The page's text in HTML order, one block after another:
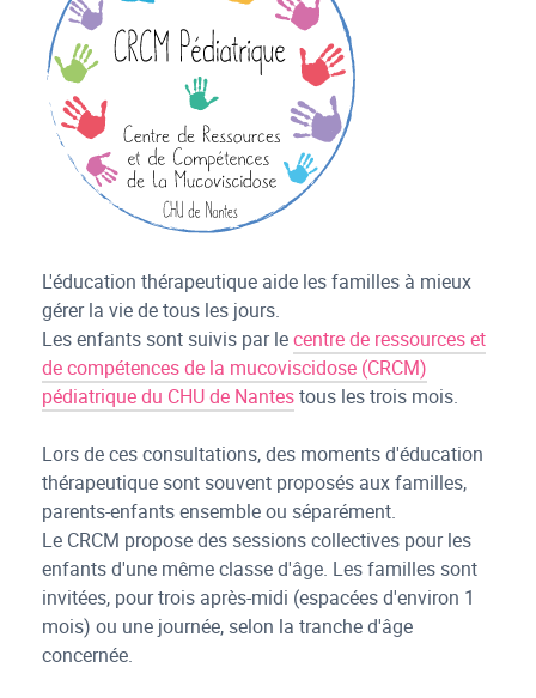
L'éducation thérapeutique aide les familles à mieux
gérer la vie de tous les jours.
Les enfants sont suivis par lecentre de ressources et
de compétences de la mucoviscidose (CRCM)
pédiatrique du CHU de Nantestous les trois mois.
Lors de ces consultations, des moments d'éducation
thérapeutique sont souvent proposés aux familles,
parents-enfants ensemble ou séparément.
Le CRCM propose des sessions collectives pour les
enfants d'une même classe d'âge. Les familles sont
invitées, pour trois après-midi (espacées d'environ 1
mois) ou une journée, selon la tranche d'âge
concernée.